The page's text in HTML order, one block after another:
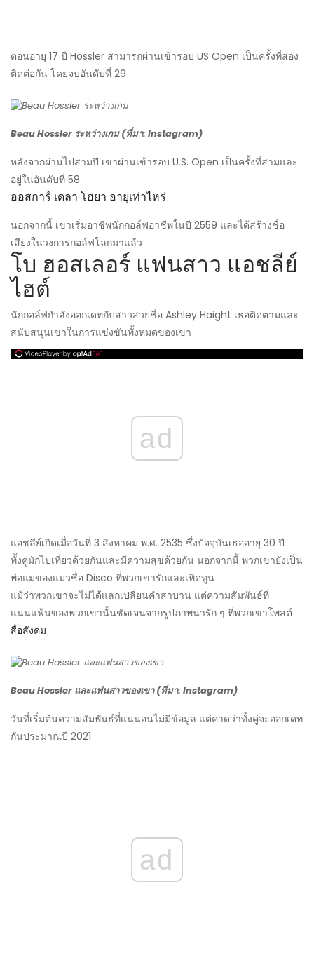
ตอนอายุ 17 ปี Hossler สามารถผ่านเข้ารอบ US Open เป็นครั้งที่สอง
ติดต่อกัน โดยจบอันดับที่ 29
Beau Hossler ระหว่างเกม (ที่มา: Instagram)
หลังจากผ่านไปสามปี เขาผ่านเข้ารอบ U.S. Open เป็นครั้งที่สามและ
อยู่ในอันดับที่ 58
ออสการ์ เดลา โฮยา อายุเท่าไหร่
นอกจากนี้ เขาเริ่มอาชีพนักกอล์ฟอาชีพในปี 2559 และได้สร้างชื่อ
เสียงในวงการกอล์ฟโลกมาแล้ว
โบ ฮอสเลอร์ แฟนสาว แอชลีย์
ไฮต์
นักกอล์ฟกำลังออกเดทกับสาวสวยชื่อ Ashley Haight เธอติดตามและ
สนับสนุนเขาในการแข่งขันทั้งหมดของเขา
ad
แอชลีย์เกิดเมื่อวันที่ 3 สิงหาคม พ.ศ. 2535 ซึ่งปัจจุบันเธออายุ 30 ปี
ทั้งคู่มักไปเที่ยวด้วยกันและมีความสุขด้วยกัน นอกจากนี้ พวกเขายังเป็น
พ่อแม่ของแมวชื่อ Disco ที่พวกเขารักและเทิดทูน
แม้ว่าพวกเขาจะไม่ได้แลกเปลี่ยนคำสาบาน แต่ความสัมพันธ์ที่
แน่นแฟ้นของพวกเขานั้นชัดเจนจากรูปภาพน่ารัก ๆ ที่พวกเขาโพสต์
สื่อสังคม .
Beau Hossler และแฟนสาวของเขา (ที่มา: Instagram)
วันที่เริ่มต้นความสัมพันธ์ที่แน่นอนไม่มีข้อมูล แต่คาดว่าทั้งคู่จะออกเดท
กันประมาณปี 2021
ad